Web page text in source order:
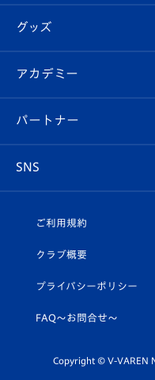
チケット
イベント
メディア
ホームタウン
スタッフプロフィール
マスコット紹介
平和祈念活動
ホームタウン活動
はじめての観戦ガイド
Revive Team
ヴィヴィくんの長崎お
フォトギャラリー
スタジアムグルメ
チケット
V-LOVERS（ファンク
プレイヤーズスイート
グッズ
オンラインショップ
店舗情報
アカデミー
育成からのお知らせ
U-18
スクール
パートナー
SNS
ヴィヴィくんインスタグ
公式LINE＠
ご利用規約
クラブ概要
プライバシーポリシー
FAQ〜お問合せ〜
Copyright © V-VAREN